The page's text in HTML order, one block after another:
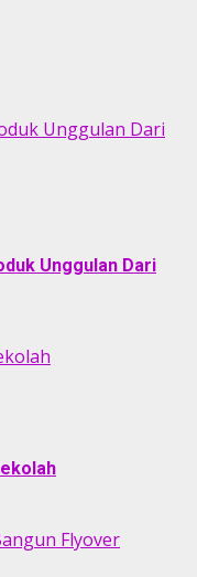
Unggulan Dari
Unggulan Dari
Flyover